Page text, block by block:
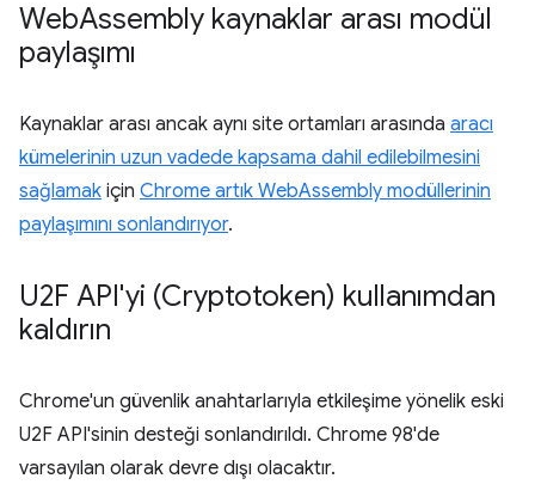
WebAssembly kaynaklar arası modül
paylaşımı
Kaynaklar arası ancak aynı site ortamları arasında aracı
kümelerinin uzun vadede kapsama dahil edilebilmesini
sağlamak için Chrome artık WebAssembly modüllerinin
paylaşımını sonlandırıyor.
U2F API'yi (Cryptotoken) kullanımdan
kaldırın
Chrome'un güvenlik anahtarlarıyla etkileşime yönelik eski
U2F API'sinin desteği sonlandırıldı. Chrome 98'de
varsayılan olarak devre dışı olacaktır.